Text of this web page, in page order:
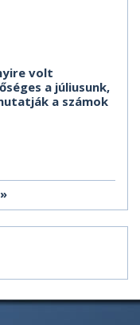
volt
a júliusunk,
a számok